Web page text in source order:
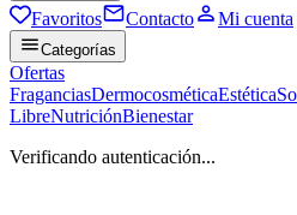
Favoritos
Contacto Mi cuenta
Categorías
Ofertas
FraganciasDermocosméticaEstética
LibreNutriciónBienestar
Verificando autenticación...